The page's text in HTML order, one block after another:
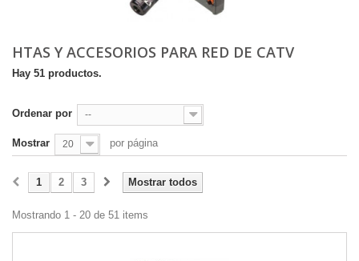
HTAS Y ACCESORIOS PARA RED DE CATV
Hay 51 productos.
Ordenar por --
Mostrar 20 por página
Mostrar todos
1 2 3
Mostrando 1 - 20 de 51 items